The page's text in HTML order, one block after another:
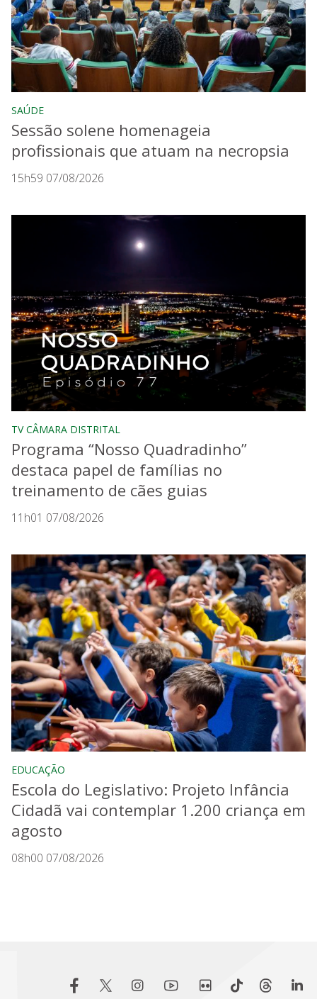
SAÚDE
Sessão solene homenageia
profissionais que atuam na necropsia
15h59 07/08/2026
TV CÂMARA DISTRITAL
Programa “Nosso Quadradinho”
destaca papel de famílias no
treinamento de cães guias
11h01 07/08/2026
EDUCAÇÃO
Escola do Legislativo: Projeto Infância
Cidadã vai contemplar 1.200 criança em
agosto
08h00 07/08/2026